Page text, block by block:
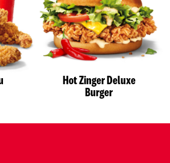
Hot Zinger Deluxe
Burger